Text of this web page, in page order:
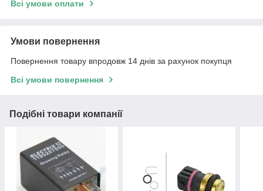
Всі умови оплати
Умови повернення
Повернення товару впродовж 14 днів за рахунок покупця
Всі умови повернення
Подібні товари компанії